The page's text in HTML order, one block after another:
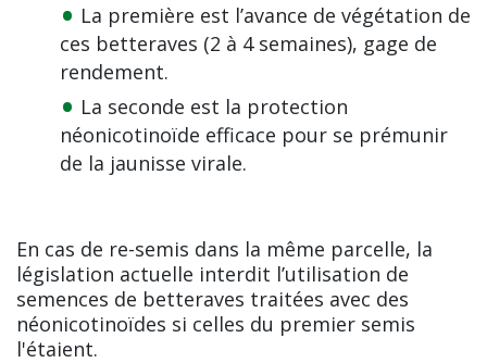
La première est l’avance de végétation de
ces betteraves (2 à 4 semaines), gage de
rendement.
La seconde est la protection
néonicotinoïde efficace pour se prémunir
de la jaunisse virale.
En cas de re-semis dans la même parcelle, la
législation actuelle interdit l’utilisation de
semences de betteraves traitées avec des
néonicotinoïdes si celles du premier semis
l'étaient.